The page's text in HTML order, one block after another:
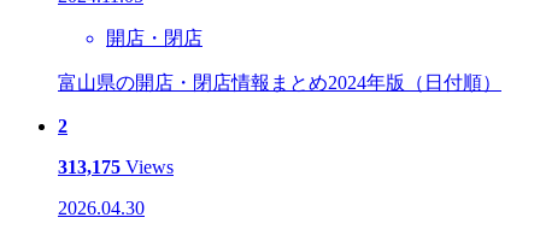
開店・閉店
富山県の開店・閉店情報まとめ2024年版（日付順）
2
313,175 Views
2026.04.30